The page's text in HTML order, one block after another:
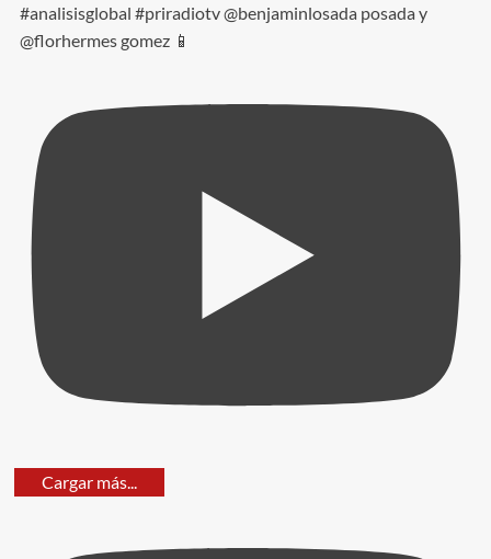
#analisisglobal #priradiotv @benjaminlosada posada y
@florhermes gomez 📱
Cargar más...